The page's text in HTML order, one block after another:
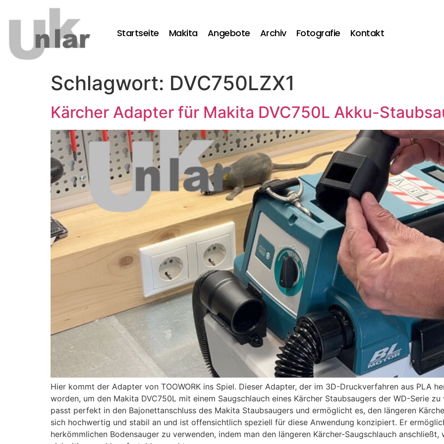
Startseite Makita Angebote Archiv Fotografie Kontakt
Schlagwort: DVC750LZX1
Kärcher Adapter für Makita DVC750L Akku-
Hier kommt der Adapter von TOOWORK ins Spiel. Dieser Adapter, der im 3D-Druckverfahren aus PLA
worden, um den Makita DVC750L mit einem Saugschlauch eines Kärcher Staubsaugers der WD-Serie
passt perfekt in den Bajonettanschluss des Makita Staubsaugers und ermöglicht es, den längeren
sich hochwertig und stabil an und ist offensichtlich speziell für diese Anwendung konzipiert. Er
herkömmlichen Bodensauger zu verwenden, indem man den längeren Kärcher-Saugschlauch